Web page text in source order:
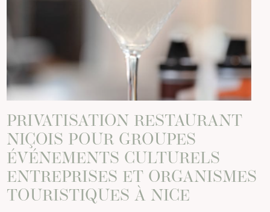
PRIVATISATION RESTAURANT
NIÇOIS POUR GROUPES
ÉVÉNEMENTS CULTURELS
ENTREPRISES ET ORGANISMES
TOURISTIQUES À NICE